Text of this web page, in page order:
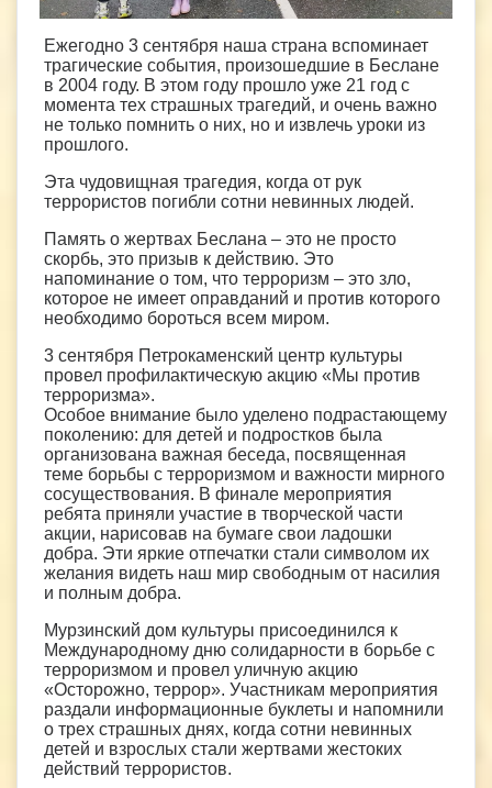
Ежегодно 3 сентября наша страна вспоминает
трагические события, произошедшие в Беслане
в 2004 году. В этом году прошло уже 21 год с
момента тех страшных трагедий, и очень важно
не только помнить о них, но и извлечь уроки из
прошлого.
Эта чудовищная трагедия, когда от рук
террористов погибли сотни невинных людей.
Память о жертвах Беслана – это не просто
скорбь, это призыв к действию. Это
напоминание о том, что терроризм – это зло,
которое не имеет оправданий и против которого
необходимо бороться всем миром.
3 сентября Петрокаменский центр культуры
провел профилактическую акцию «Мы против
терроризма».
Особое внимание было уделено подрастающему
поколению: для детей и подростков была
организована важная беседа, посвященная
теме борьбы с терроризмом и важности мирного
сосуществования. В финале мероприятия
ребята приняли участие в творческой части
акции, нарисовав на бумаге свои ладошки
добра. Эти яркие отпечатки стали символом их
желания видеть наш мир свободным от насилия
и полным добра.
Мурзинский дом культуры присоединился к
Международному дню солидарности в борьбе с
терроризмом и провел уличную акцию
«Осторожно, террор». Участникам мероприятия
раздали информационные буклеты и напомнили
о трех страшных днях, когда сотни невинных
детей и взрослых стали жертвами жестоких
действий террористов.